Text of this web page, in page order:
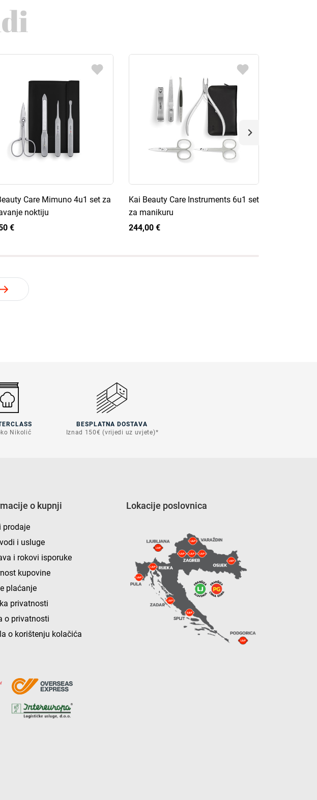
Care Mimuno 4u1 set za
noktiju
€
Kai Beauty Care Instruments 6u1 set
za manikuru
244,00 €
Nikolić
BESPLATNA DOSTAVA
Iznad 150€ (vrijedi uz uvjete)*
o kupnji
prodaje
i usluge
i rokovi isporuke
kupovine
plaćanje
privatnosti
o privatnosti
o korištenju kolačića
Lokacije poslovnica